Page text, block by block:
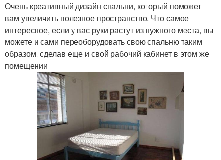
Очень креативный дизайн спальни, который поможет
вам увеличить полезное пространство. Что самое
интересное, если у вас руки растут из нужного места, вы
можете и сами переоборудовать свою спальню таким
образом, сделав еще и свой рабочий кабинет в этом же
помещении